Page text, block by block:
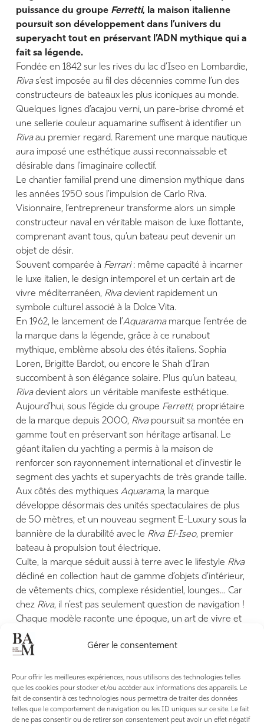
Gérer le consentement
Pour offrir les meilleures expériences, nous utilisons des technologies telles
que les cookies pour stocker et/ou accéder aux informations des appareils. Le
fait de consentir à ces technologies nous permettra de traiter des données
telles que le comportement de navigation ou les ID uniques sur ce site. Le fait
de ne pas consentir ou de retirer son consentement peut avoir un effet négatif
puissance du groupe Ferretti, la maison italienne
poursuit son développement dans l’univers du
superyacht tout en préservant l’ADN mythique qui a
fait sa légende.
Fondée en 1842 sur les rives du lac d’Iseo en Lombardie,
Rivas’est imposée au fil des décennies comme l’un des
constructeurs de bateaux les plus iconiques au monde.
Quelques lignes d’acajou verni, un pare-brise chromé et
une sellerie couleur aquamarine suffisent à identifier un
Rivaau premier regard. Rarement une marque nautique
aura imposé une esthétique aussi reconnaissable et
désirable dans l’imaginaire collectif.
Le chantier familial prend une dimension mythique dans
les années 1950 sous l’impulsion de Carlo Riva.
Visionnaire, l’entrepreneur transforme alors un simple
constructeur naval en véritable maison de luxe flottante,
comprenant avant tous, qu’un bateau peut devenir un
objet de désir.
Souvent comparée à Ferrari: même capacité à incarner
le luxe italien, le design intemporel et un certain art de
vivre méditerranéen, Rivadevient rapidement un
symbole culturel associé à la Dolce Vita.
En 1962, le lancement de l’Aquaramamarque l’entrée de
la marque dans la légende, grâce à ce runabout
mythique, emblème absolu des étés italiens. Sophia
Loren, Brigitte Bardot, ou encore le Shah d’Iran
succombent à son élégance solaire. Plus qu’un bateau,
Rivadevient alors un véritable manifeste esthétique.
Aujourd’hui, sous l’égide du groupe Ferretti, propriétaire
de la marque depuis 2000, Rivapoursuit sa montée en
gamme tout en préservant son héritage artisanal. Le
géant italien du yachting a permis à la maison de
renforcer son rayonnement international et d’investir le
segment des yachts et superyachts de très grande taille.
Aux côtés des mythiques Aquarama, la marque
développe désormais des unités spectaculaires de plus
de 50 mètres, et un nouveau segment E-Luxury sous la
bannière de la durabilité avec le Riva El-Iseo, premier
bateau à propulsion tout électrique.
Culte, la marque séduit aussi à terre avec le lifestyle Riva
décliné en collection haut de gamme d’objets d’intérieur,
de vêtements chics, complexe résidentiel, lounges… Car
chez Riva, il n’est pas seulement question de navigation !
Chaque modèle raconte une époque, un art de vivre et
une certaine idée du glamour italien.
riva-yacht.com